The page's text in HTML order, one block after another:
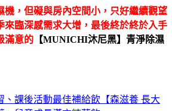
機，但礙與房內空間小，只好繼續觀望
來臨深感需求大增，最後終於終於入手
滿意的 【MUNICHI沐尼黑】青淨除濕
、課後活動最佳補給飲【森滋養 長大